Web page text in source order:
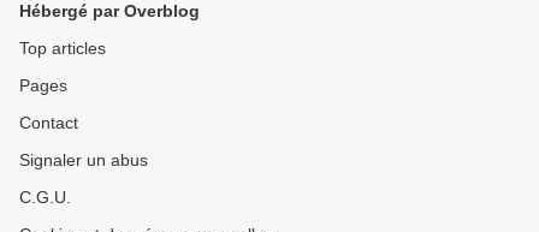
Hébergé par Overblog
Top articles
Pages
Contact
Signaler un abus
C.G.U.